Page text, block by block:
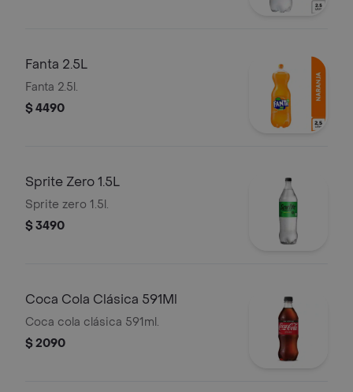
Fanta 2.5L
Fanta 2.5l.
$ 4490
Sprite Zero 1.5L
Sprite zero 1.5l.
$ 3490
Coca Cola Clásica 591Ml
Coca cola clásica 591ml.
$ 2090